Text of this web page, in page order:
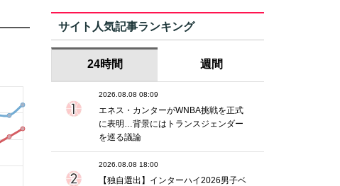
サイト人気記事ランキング
24時間 週間
2026.08.08 08:09
エネス・カンターがWNBA挑戦を正式
に表明…背景にはトランスジェンダー
を巡る議論
2026.08.08 18:00
【独自選出】インターハイ2026男子ベ